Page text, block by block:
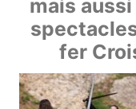
mais
fer